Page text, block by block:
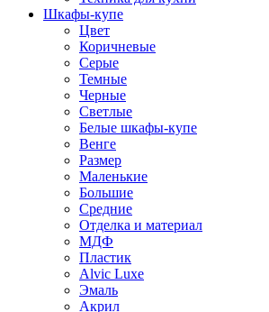
Шкафы-купе
Цвет
Коричневые
Серые
Темные
Черные
Светлые
Белые шкафы-купе
Венге
Размер
Маленькие
Большие
Средние
Отделка и материал
МДФ
Пластик
Alvic Luxe
Эмаль
Акрил